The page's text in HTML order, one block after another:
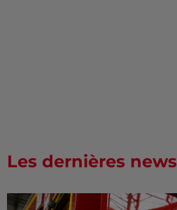
Les dernières news